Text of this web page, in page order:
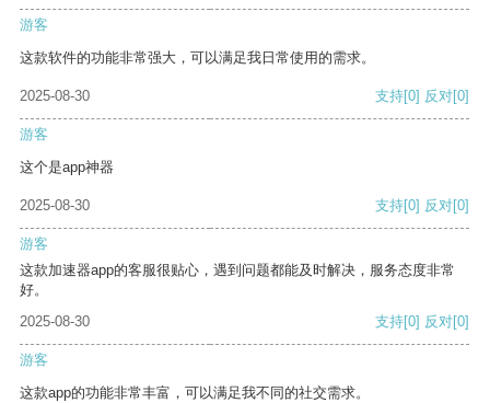
游客
这款软件的功能非常强大，可以满足我日常使用的需求。
2025-08-30 支持[0] 反对[0]
游客
这个是app神器
2025-08-30 支持[0] 反对[0]
游客
这款加速器app的客服很贴心，遇到问题都能及时解决，服务态度非常
好。
2025-08-30
支持[0] 反对[0]
游客
这款app的功能非常丰富，可以满足我不同的社交需求。